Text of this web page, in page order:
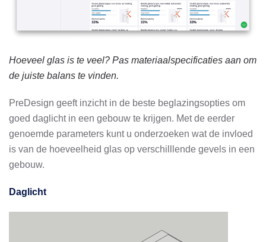
Hoeveel glas is te veel? Pas materiaalspecificaties aan om
de juiste balans te vinden.
PreDesign geeft inzicht in de beste beglazingsopties om
goed daglicht in een gebouw te krijgen. Met de eerder
genoemde parameters kunt u onderzoeken wat de invloed
is van de hoeveelheid glas op verschilllende gevels in een
gebouw.
Daglicht